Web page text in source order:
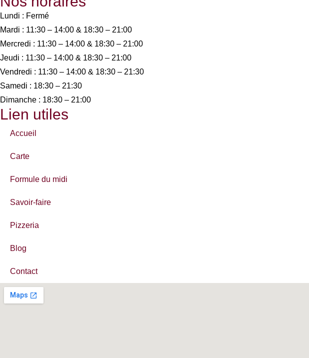
Lundi : Fermé
Mardi : 11:30 – 14:00 & 18:30 – 21:00
Mercredi : 11:30 – 14:00 & 18:30 – 21:00
Jeudi : 11:30 – 14:00 & 18:30 – 21:00
Vendredi : 11:30 – 14:00 & 18:30 – 21:30
Samedi : 18:30 – 21:30
Dimanche : 18:30 – 21:00
Lien utiles
Accueil
Carte
Formule du midi
Savoir-faire
Pizzeria
Blog
Contact